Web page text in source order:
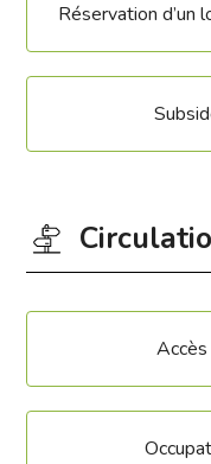
Réservation d’un
Accès